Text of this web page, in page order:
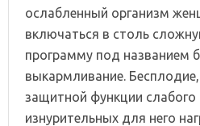
ослабленный организм
включаться в столь
программу под названием
выкармливание.
защитной функции слабого
изнурительных для него